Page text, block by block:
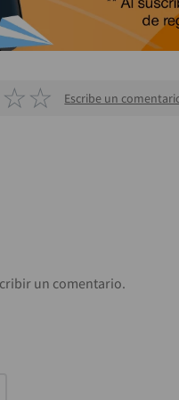
☆☆ Escribe un